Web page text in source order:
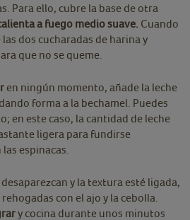
Para ello, cubre la base de otra
a fuego medio suave. Cuando
dos cucharadas de harina y
que no se queme.
en ningún momento, añade la leche
forma a la bechamel. Puedes
en este caso, la cantidad de leche
ligera para fundirse
espinacas.
y la textura esté ligada,
con el ajo y la cebolla.
y cocina durante unos minutos